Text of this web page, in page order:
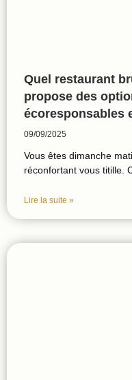
Quel restaurant
propose des
écoresponsables
09/09/2025
Vous êtes dimanche
réconfortant vous titille.
Lire la suite »